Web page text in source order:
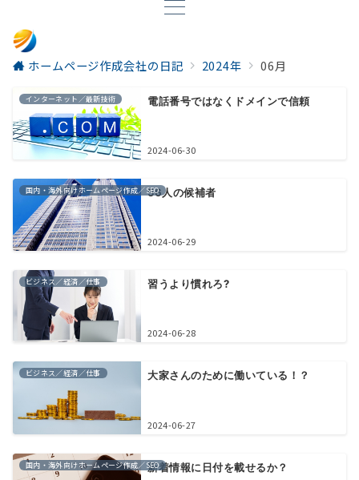
ホームページ作成会社の日記 2024年 06月
インターネット／最新技術 電話番号ではなくドメインで信頼
2024-06-30
国内・海外向けホームページ作成／SEO56人の候補者
2024-06-29
ビジネス／経済／仕事 習うより慣れろ?
2024-06-28
ビジネス／経済／仕事 大家さんのために働いている！？
2024-06-27
国内・海外向けホームページ作成／SEO新着情報に日付を載せるか？